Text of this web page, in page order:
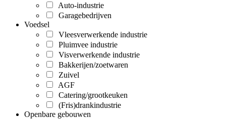
Auto-industrie
Garagebedrijven
Voedsel
Vleesverwerkende industrie
Pluimvee industrie
Visverwerkende industrie
Bakkerijen/zoetwaren
Zuivel
AGF
Catering/grootkeuken
(Fris)drankindustrie
Openbare gebouwen